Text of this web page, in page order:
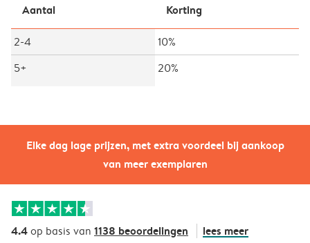
Elke dag lage prijzen, met extra voordeel bij aankoop
van meer exemplaren
Aantal Korting
2-4
10%
5+
20%
4.4op basis van 1138 beoordelingen lees meer